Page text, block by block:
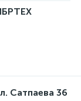
Сатпаева 36